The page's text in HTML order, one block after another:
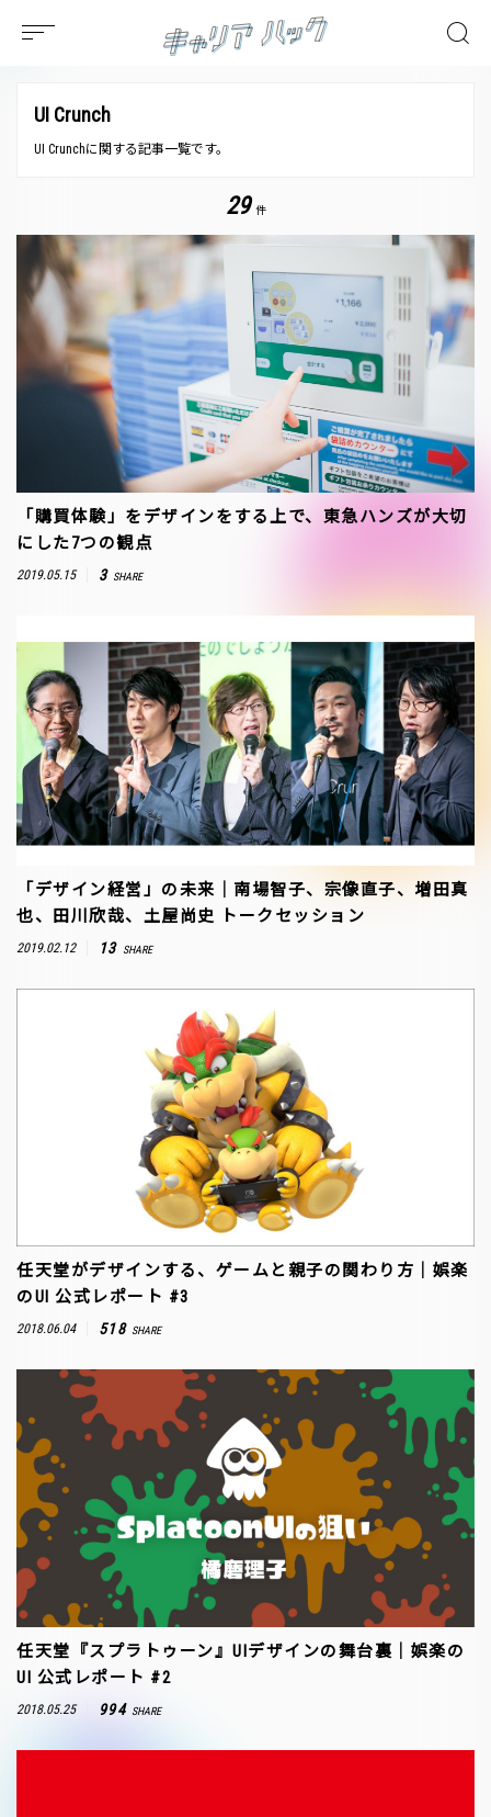
UI Crunch
UI Crunchに関する記事一覧です。
29 件
「購買体験」をデザインをする上で、東急ハンズが大切
にした7つの観点
2019.05.15 3 SHARE
「デザイン経営」の未来｜南場智子、宗像直子、増田真
也、田川欣哉、土屋尚史 トークセッション
2019.02.12 13 SHARE
任天堂がデザインする、ゲームと親子の関わり方｜娯楽
のUI 公式レポート #3
2018.06.04 518 SHARE
任天堂『スプラトゥーン』UIデザインの舞台裏｜娯楽の
UI 公式レポート #2
2018.05.25 994 SHARE